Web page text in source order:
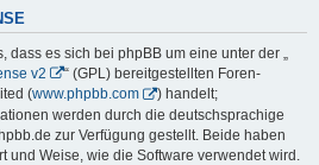
dass es sich bei phpBB um eine unter der „
v2
“ (GPL) bereitgestellten Foren-
(www.phpbb.com
) handelt;
werden durch die deutschsprachige
zur Verfügung gestellt. Beide haben
und Weise, wie die Software verwendet wird.